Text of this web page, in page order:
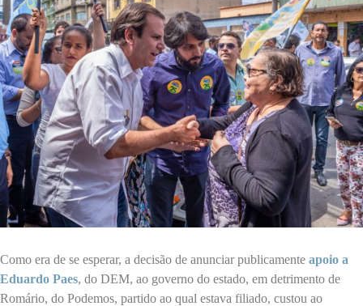
Como era de se esperar, a decisão de anunciar publicamente apoio a
Eduardo Paes, do DEM, ao governo do estado, em detrimento de
Romário, do Podemos, partido ao qual estava filiado, custou ao